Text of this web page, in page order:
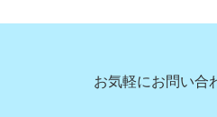
お気軽にお問い合